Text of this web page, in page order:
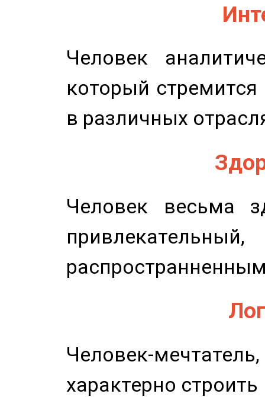
Человек
который
в различных
Человек весьма
Человек-
характерно